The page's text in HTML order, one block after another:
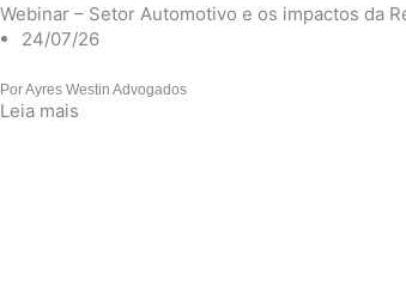
Webinar – Setor Automotivo e os impactos da
24/07/26
PorAyres Westin Advogados
Leia mais